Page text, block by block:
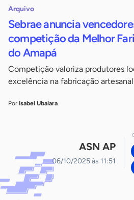
Arquivo
Sebrae anuncia
competição da Melhor
do Amapá
Competição valoriza produtores
excelência na fabricação
Por Isabel Ubaiara
ASN AP
06/10/2025 às 11:51